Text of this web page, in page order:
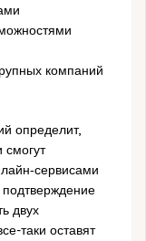
компаний
определит,
подтверждение
двух
таки оставят